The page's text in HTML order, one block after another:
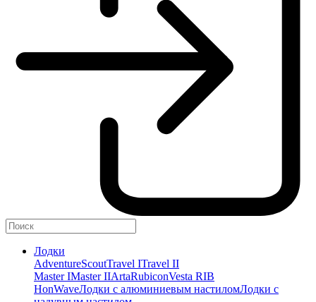
Лодки
AdventureScoutTravel ITravel II
Master IMaster IIArtaRubiconVesta RIB
HonWaveЛодки с алюминиевым настиломЛодки с